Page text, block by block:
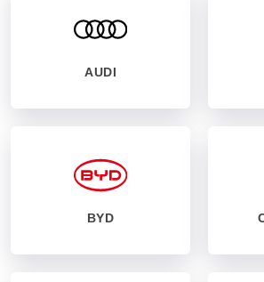
AUDI
BYD